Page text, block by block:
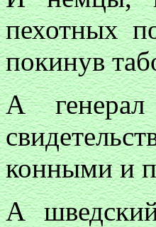
пехотных
покинув
А
конными и
А